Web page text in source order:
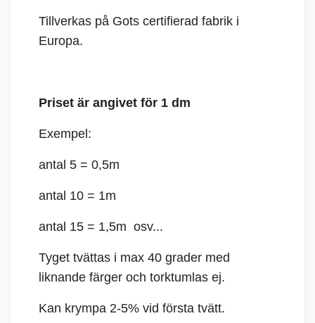
Tillverkas på Gots certifierad fabrik i
Europa.
Priset är angivet för 1 dm
Exempel:
antal 5 = 0,5m
antal 10 = 1m
antal 15 = 1,5m osv...
Tyget tvättas i max 40 grader med
liknande färger och torktumlas ej.
Kan krympa 2-5% vid första tvätt.